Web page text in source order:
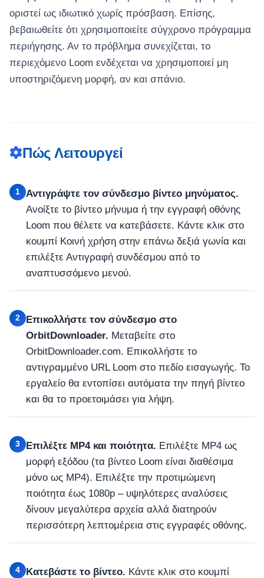
οριστεί ως ιδιωτικό χωρίς πρόσβαση. Επίσης,
βεβαιωθείτε ότι χρησιμοποιείτε σύγχρονο πρόγραμμα
περιήγησης. Αν το πρόβλημα συνεχίζεται, το
περιεχόμενο Loom ενδέχεται να χρησιμοποιεί μη
υποστηριζόμενη μορφή, αν και σπάνιο.
Πώς Λειτουργεί
1
Αντιγράψτε τον σύνδεσμο βίντεο μηνύματος.
Ανοίξτε το βίντεο μήνυμα ή την εγγραφή οθόνης
Loom που θέλετε να κατεβάσετε. Κάντε κλικ στο
κουμπί Κοινή χρήση στην επάνω δεξιά γωνία και
επιλέξτε Αντιγραφή συνδέσμου από το
αναπτυσσόμενο μενού.
2
Επικολλήστε τον σύνδεσμο στο
OrbitDownloader. Μεταβείτε στο
OrbitDownloader.com. Επικολλήστε το
αντιγραμμένο URL Loom στο πεδίο εισαγωγής. Το
εργαλείο θα εντοπίσει αυτόματα την πηγή βίντεο
και θα το προετοιμάσει για λήψη.
3 Επιλέξτε MP4 και ποιότητα. Επιλέξτε MP4 ως
μορφή εξόδου (τα βίντεο Loom είναι διαθέσιμα
μόνο ως MP4). Επιλέξτε την προτιμώμενη
ποιότητα έως 1080p – υψηλότερες αναλύσεις
δίνουν μεγαλύτερα αρχεία αλλά διατηρούν
περισσότερη λεπτομέρεια στις εγγραφές οθόνης.
4 Κατεβάστε το βίντεο. Κάντε κλικ στο κουμπί